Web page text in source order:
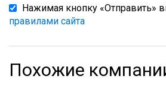
Нажимая кнопку «Отправить»
правилами сайта
Похожие